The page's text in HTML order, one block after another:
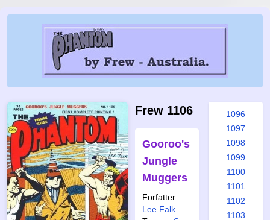
Frew 1106
Gooroo's
Jungle
Muggers
Forfatter:
Lee Falk
1089
1090
1096
1097
1098
1099
1100
1101
1102
1103